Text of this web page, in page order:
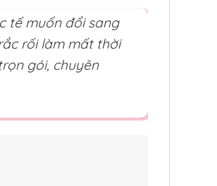
tế muốn đổi sang
rối làm mất thời
gói, chuyên